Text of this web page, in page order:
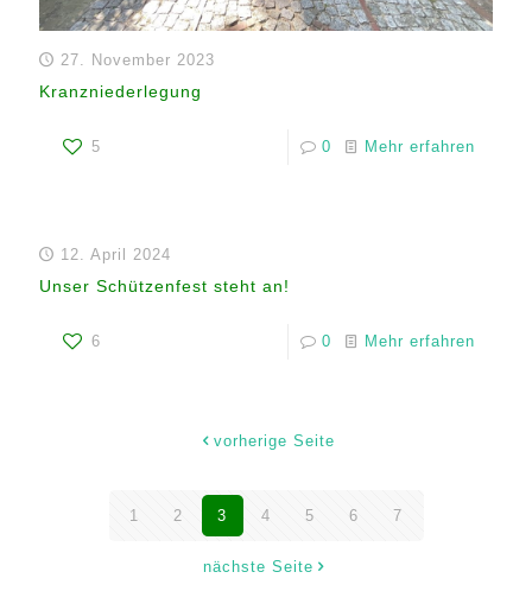
27. November 2023
Kranzniederlegung
5 0 Mehr erfahren
12. April 2024
Unser Schützenfest steht an!
6 0 Mehr erfahren
vorherige Seite
1 2 3 4 5 6 7
nächste Seite